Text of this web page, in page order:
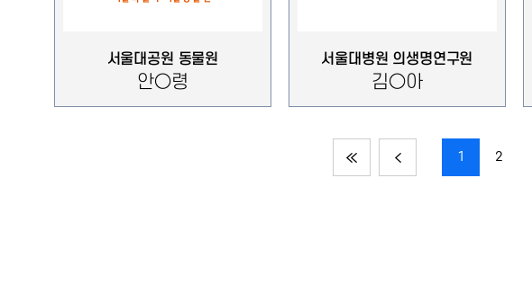
서울대공원 동물원
안○령
서울대병원 의생명연구원
김○아
1 2